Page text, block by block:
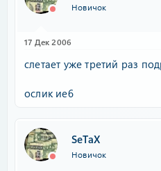
Новичок
17 Дек 2006
слетает уже третий раз
ослик ие6
SeTaX
Новичок